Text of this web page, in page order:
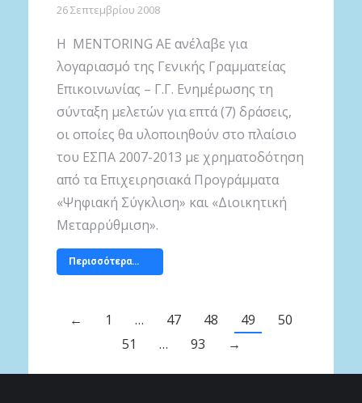
26 Σεπτεμβρίου 2008
Η MENTORING ΑΕ ανέλαβε για
λογαριασμό της Γενικής Γραμματείας
Επικοινωνίας – Γ.Γ. Ενημέρωσης τη
σύνταξη μελετών για επτά (7) δράσεις,
οι οποίες θα υλοποιηθούν στο πλαίσιο
του ΕΣΠΑ 2007-2013 με χρηματοδότηση
από τα Επιχειρησιακά Προγράμματα
«Ψηφιακή Σύγκλιση» και «Διοικητική
Μεταρρύθμιση».
Περισσότερα…
← 1 … 47 48 49
50
51
… 93 →